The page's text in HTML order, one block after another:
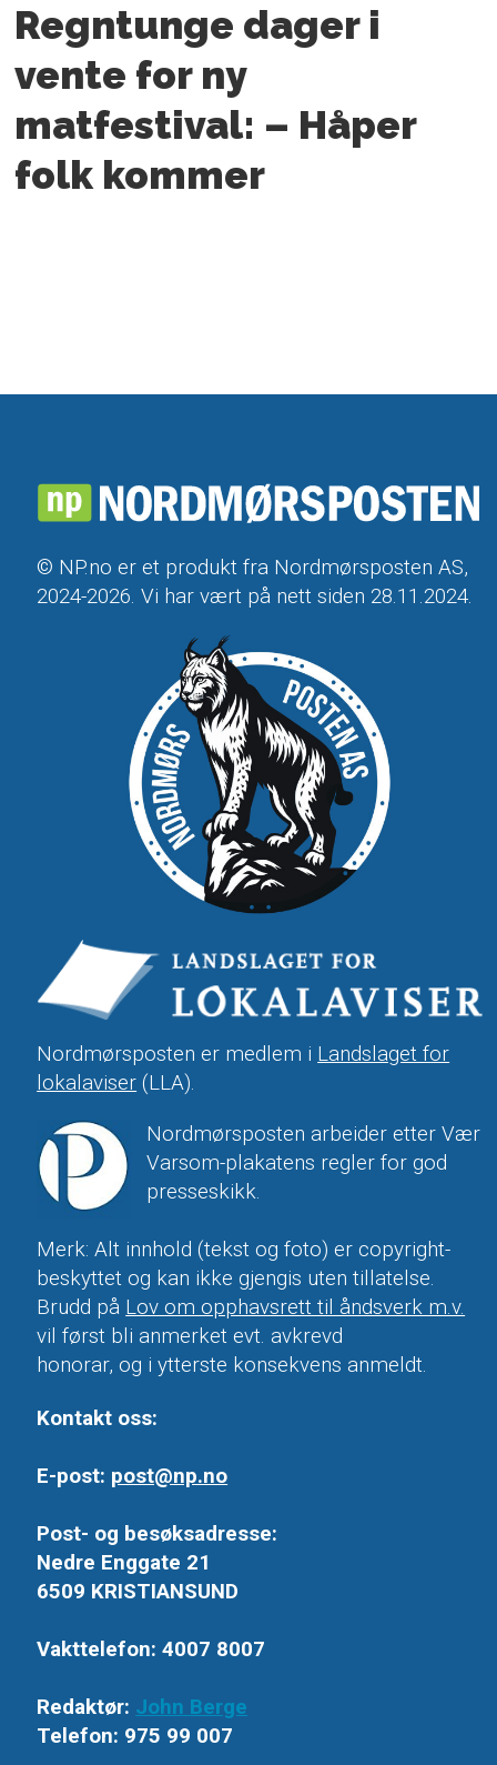
Regntunge dager i
vente for ny
matfestival: – Håper
folk kommer
© NP.no er et produkt fra Nordmørsposten AS,
2024-2026. Vi har vært på nett siden 28.11.2024.
Nordmørsposten er medlem i Landslaget for
lokalaviser (LLA).
Nordmørsposten arbeider etter Vær
Varsom-plakatens regler for god
presseskikk.
Merk: Alt innhold (tekst og foto) er copyright-
beskyttet og kan ikke gjengis uten tillatelse.
Brudd på Lov om opphavsrett til åndsverk m.v.
vil først bli anmerket evt. avkrevd
honorar, og i ytterste konsekvens anmeldt.
Kontakt oss:
E-post: post@np.no
Post- og besøksadresse:
Nedre Enggate 21
6509 KRISTIANSUND
Vakttelefon: 4007 8007
Redaktør: John Berge
Telefon: 975 99 007